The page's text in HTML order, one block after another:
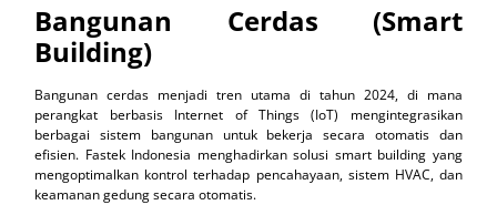
Bangunan Cerdas (Smart
Building)
Bangunan cerdas menjadi tren utama di tahun 2024, di mana
perangkat berbasis Internet of Things (IoT) mengintegrasikan
berbagai sistem bangunan untuk bekerja secara otomatis dan
efisien. Fastek Indonesia menghadirkan solusi smart building yang
mengoptimalkan kontrol terhadap pencahayaan, sistem HVAC, dan
keamanan gedung secara otomatis.